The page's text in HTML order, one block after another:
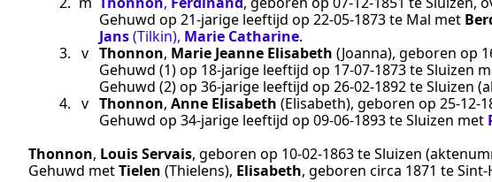
Gehuwd op 21-jarige leeftijd op 22‑05‑1873te Mal met
Jans(Tilkin), Marie Catharine.
3. v Thonnon, Marie Jeanne Elisabeth (Joanna), geboren op
Gehuwd (1) op 18-jarige leeftijd op 17‑07‑1873teSluizen
Gehuwd (2) op 36-jarige leeftijd op 26‑02‑1892teSluizen
4. v Thonnon, Anne Elisabeth (Elisabeth), geboren op
Gehuwd op 34-jarige leeftijd op 09‑06‑1893teSluizen met
Thonnon, Louis Servais, geboren op 10‑02‑1863teSluizen
Gehuwd metTielen (Thielens), Elisabeth, geboren circa 1871 te